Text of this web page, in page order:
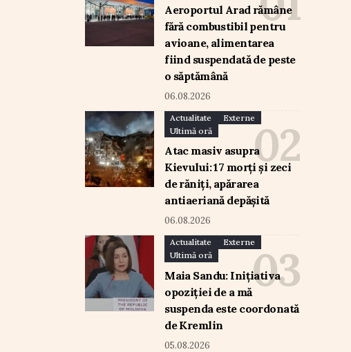
Aeroportul Arad rămâne
fără combustibil pentru
avioane, alimentarea
fiind suspendată de peste
o săptămână
06.08.2026
Actualitate
Externe
Ultimă oră
Atac masiv asupra
Kievului: 17 morți și zeci
de răniți, apărarea
antiaeriană depășită
06.08.2026
Actualitate
Externe
Ultimă oră
Maia Sandu: Inițiativa
opoziției de a mă
suspenda este coordonată
de Kremlin
05.08.2026